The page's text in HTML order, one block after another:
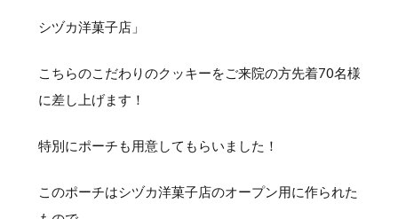
シヅカ洋菓子店」
こちらのこだわりのクッキーをご来院の方先着70名様
に差し上げます！
特別にポーチも用意してもらいました！
このポーチはシヅカ洋菓子店のオープン用に作られた